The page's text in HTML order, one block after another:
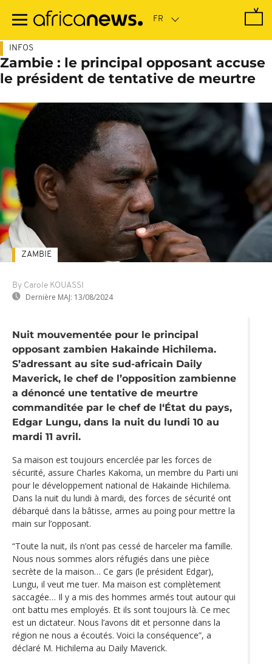
contenu
INFOS
Zambie : le principal opposant accuse
le président de tentative de meurtre
By Carole KOUASSI
Dernière MAJ: 13/08/2024
ZAMBIE
Nuit mouvementée pour le principal
opposant zambien Hakainde Hichilema.
S’adressant au site sud-africain Daily
Maverick, le chef de l’opposition zambienne
a dénoncé une tentative de meurtre
commanditée par le chef de l‘État du pays,
Edgar Lungu, dans la nuit du lundi 10 au
mardi 11 avril.
Sa maison est toujours encerclée par les forces de
sécurité, assure Charles Kakoma, un membre du Parti uni
pour le développement national de Hakainde Hichilema.
Dans la nuit du lundi à mardi, des forces de sécurité ont
débarqué dans la bâtisse, armes au poing pour mettre la
main sur l’opposant.
“Toute la nuit, ils n’ont pas cessé de harceler ma famille.
Nous nous sommes alors réfugiés dans une pièce
secrète de la maison… Ce gars (le président Edgar),
Lungu, il veut me tuer. Ma maison est complètement
saccagée… Il y a mis des hommes armés tout autour qui
ont battu mes employés. Et ils sont toujours là. Ce mec
est un dictateur. Nous l’avons dit et personne dans la
région ne nous a écoutés. Voici la conséquence”, a
déclaré M. Hichilema au Daily Maverick.